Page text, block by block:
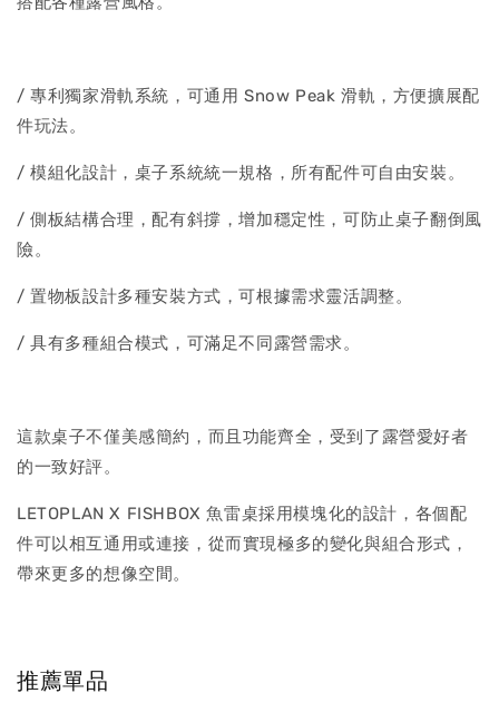
/ 專利獨家滑軌系統，可通用 Snow Peak 滑軌，方便擴展配
件玩法。
/ 模組化設計，桌子系統統一規格，所有配件可自由安裝。
/ 側板結構合理，配有斜撐，增加穩定性，可防止桌子翻倒風
險。
/ 置物板設計多種安裝方式，可根據需求靈活調整。
/ 具有多種組合模式，可滿足不同露營需求。
這款桌子不僅美感簡約，而且功能齊全，受到了露營愛好者
的一致好評。
LETOPLAN X FISHBOX 魚雷桌採用模塊化的設計，各個配
件可以相互通用或連接，從而實現極多的變化與組合形式，
帶來更多的想像空間。
推薦單品